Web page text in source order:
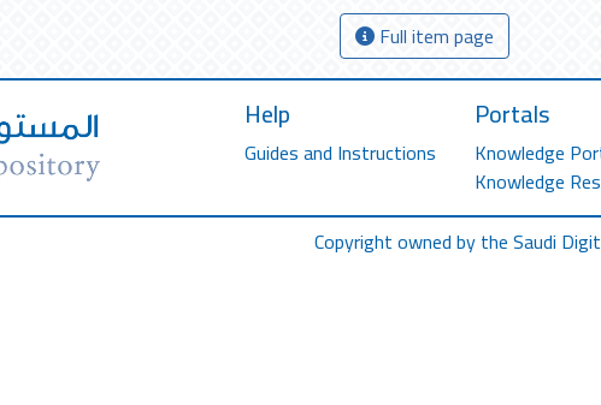
Full item page
Help
Guides and Instructions
Portals
Knowledge
Knowledge
Copyright owned by the Saudi